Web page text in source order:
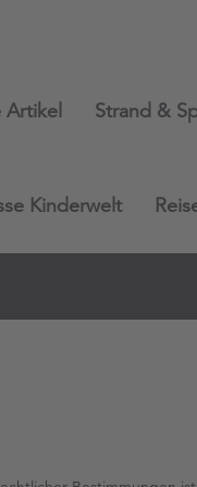
Artikel Strand &
Kinderwelt